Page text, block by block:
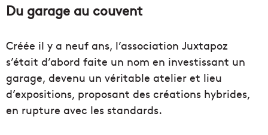
Du garage au couvent
Créée il y a neuf ans, l’association Juxtapoz
s’était d’abord faite un nom en investissant un
garage, devenu un véritable atelier et lieu
d’expositions, proposant des créations hybrides,
en rupture avec les standards.